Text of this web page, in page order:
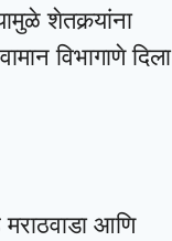
शेतकर्‍यांना
विभागाणे दिला
आणि